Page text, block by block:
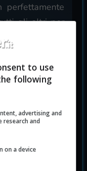
perfettamente
gli altri per
per il resto
qualità
fascia di
to use
following
advertising and
research and
on a device